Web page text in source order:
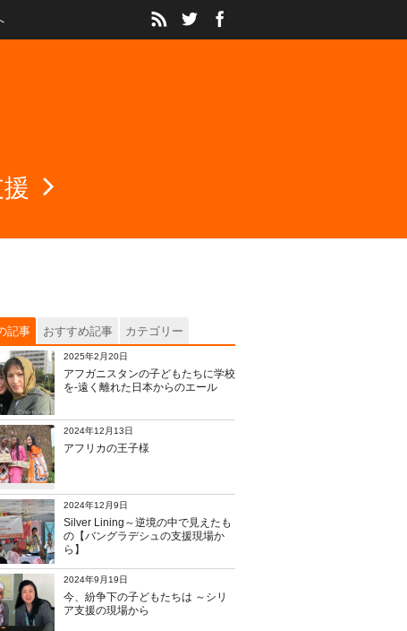
記事 おすすめ記事 カテゴリー
2025年2月20日
アフガニスタンの子どもたちに学校
を‐遠く離れた日本からのエール
2024年12月13日
アフリカの王子様
2024年12月9日
Silver Lining～逆境の中で見えたも
の【バングラデシュの支援現場か
ら】
2024年9月19日
今、紛争下の子どもたちは ～シリ
ア支援の現場から